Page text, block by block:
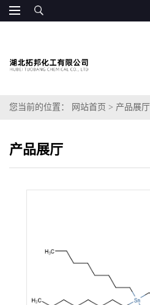
您当前的位置： 网站首页 > 产品展厅
产品展厅